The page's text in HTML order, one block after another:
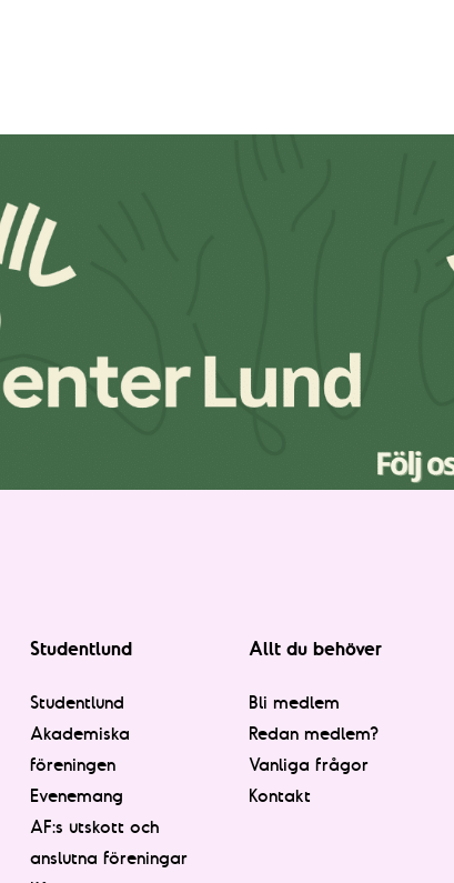
Studentlund
Studentlund
Akademiska
föreningen
Evenemang
AF:s utskott och
anslutna föreningar
Allt du behöver
Bli medlem
Redan medlem?
Vanliga frågor
Kontakt